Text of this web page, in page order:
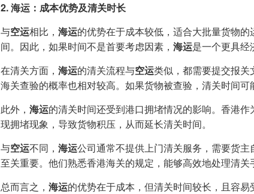
2. 海运：成本优势及清关时长
与空运相比， 海运的优势在于成本较低，适合大批量货物的
间。因此，如果时间不是首要考虑因素， 海运是一个更具经
在清关方面， 海运的清关流程与空运类似，都需要提交报
海关查验的概率也相对较高。如果货物被查验，清关时间可
此外， 海运的清关时间还受到港口拥堵情况的影响。香港
现拥堵现象，导致货物积压，从而延长清关时间。
与空运不同， 海运公司通常不提供上门清关服务，需要货
至关重要。他们熟悉香港海关的规定，能够高效地处理清关
总而言之， 海运的优势在于成本，但清关时间较长，且容